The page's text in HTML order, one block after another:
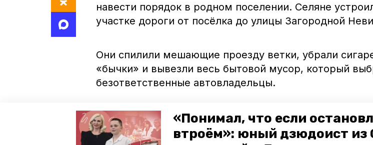
«Понимал, что если
втроём»: юный дзюдоист из
навести порядок в родном поселении. Селяне
участке дороги от посёлка до улицы Загородной
Они спилили мешающие проезду ветки, убрали
«бычки» и вывезли весь бытовой мусор, который
безответственные автовладельцы.